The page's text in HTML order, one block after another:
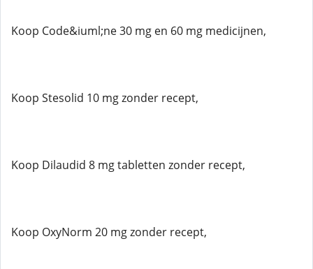
Koop Code&iuml;ne 30 mg en 60 mg medicijnen,
Koop Stesolid 10 mg zonder recept,
Koop Dilaudid 8 mg tabletten zonder recept,
Koop OxyNorm 20 mg zonder recept,